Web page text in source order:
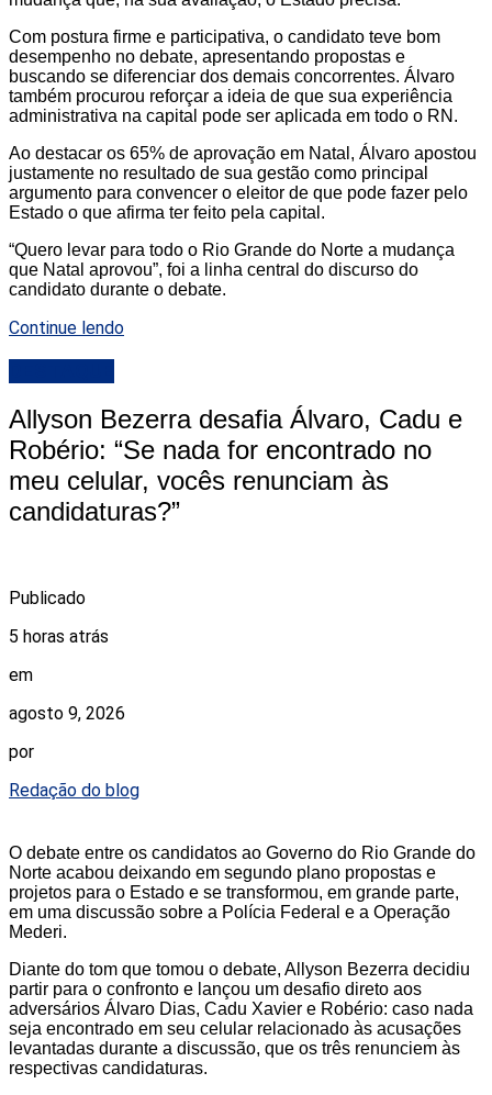
Com postura firme e participativa, o candidato teve bom
desempenho no debate, apresentando propostas e
buscando se diferenciar dos demais concorrentes. Álvaro
também procurou reforçar a ideia de que sua experiência
administrativa na capital pode ser aplicada em todo o RN.
Ao destacar os 65% de aprovação em Natal, Álvaro apostou
justamente no resultado de sua gestão como principal
argumento para convencer o eleitor de que pode fazer pelo
Estado o que afirma ter feito pela capital.
“Quero levar para todo o Rio Grande do Norte a mudança
que Natal aprovou”, foi a linha central do discurso do
candidato durante o debate.
Continue lendo
Allyson Bezerra desafia Álvaro, Cadu e
Robério: “Se nada for encontrado no
meu celular, vocês renunciam às
candidaturas?”
Publicado
5 horas atrás
em
agosto 9, 2026
por
Redação do blog
O debate entre os candidatos ao Governo do Rio Grande do
Norte acabou deixando em segundo plano propostas e
projetos para o Estado e se transformou, em grande parte,
em uma discussão sobre a Polícia Federal e a Operação
Mederi.
Diante do tom que tomou o debate, Allyson Bezerra decidiu
partir para o confronto e lançou um desafio direto aos
adversários Álvaro Dias, Cadu Xavier e Robério: caso nada
seja encontrado em seu celular relacionado às acusações
levantadas durante a discussão, que os três renunciem às
respectivas candidaturas.